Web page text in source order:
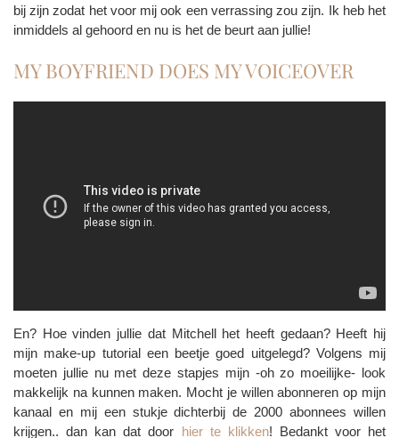
bij zijn zodat het voor mij ook een verrassing zou zijn. Ik heb het
inmiddels al gehoord en nu is het de beurt aan jullie!
MY BOYFRIEND DOES MY VOICEOVER
En? Hoe vinden jullie dat Mitchell het heeft gedaan? Heeft hij
mijn make-up tutorial een beetje goed uitgelegd? Volgens mij
moeten jullie nu met deze stapjes mijn -oh zo moeilijke- look
makkelijk na kunnen maken. Mocht je willen abonneren op mijn
kanaal en mij een stukje dichterbij de 2000 abonnees willen
krijgen.. dan kan dat door hier te klikken! Bedankt voor het